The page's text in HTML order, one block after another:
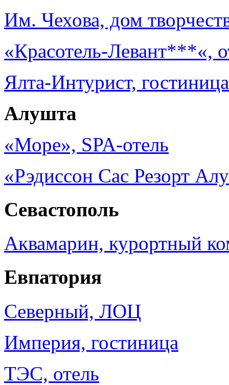
Им. Чехова, дом
«Красотель-Левант***«,
Ялта-Интурист, гостиница
Алушта
«Море», SPA-отель
«Рэдиссон Сас Резорт
Севастополь
Аквамарин, курортный
Евпатория
Северный, ЛОЦ
Империя, гостиница
ТЭС, отель